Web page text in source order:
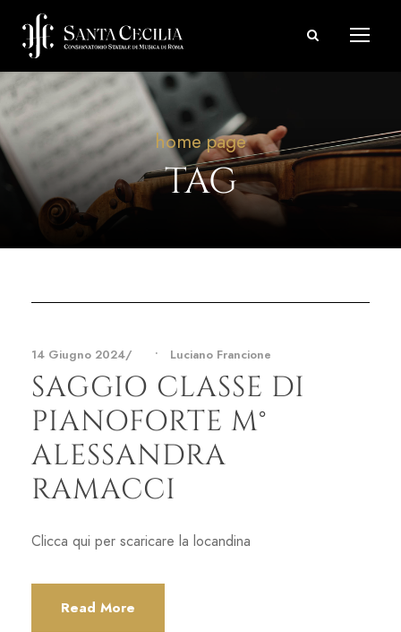
home page
TAG
14 Giugno 2024 • Luciano Francione
SAGGIO CLASSE DI
PIANOFORTE M°
ALESSANDRA
RAMACCI
Clicca qui per scaricare la locandina
Read More